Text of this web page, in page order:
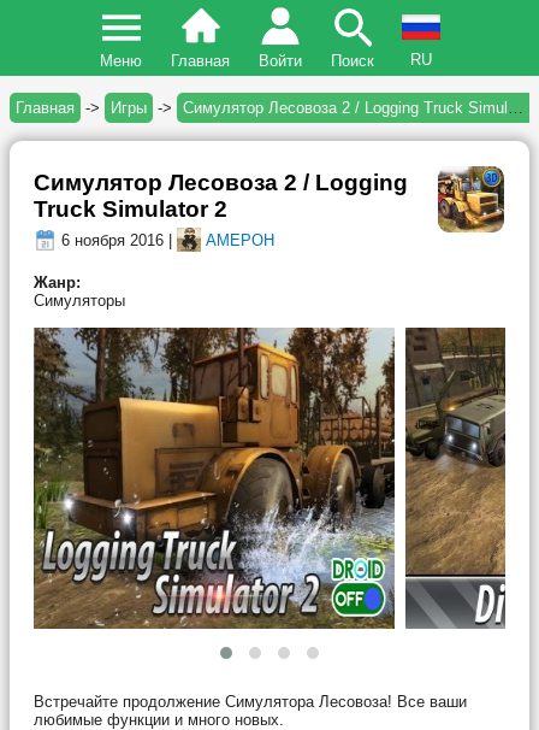
Меню Главная Войти Поиск RU
Главная -> Игры -> Симулятор Лесовоза 2 / Logging Truck Simulator 2
Симулятор Лесовоза 2 / Logging
Truck Simulator 2
6 ноября 2016 | AMEPOH
Жанр:
Симуляторы
Встречайте продолжение Симулятора Лесовоза! Все ваши
любимые функции и много новых.